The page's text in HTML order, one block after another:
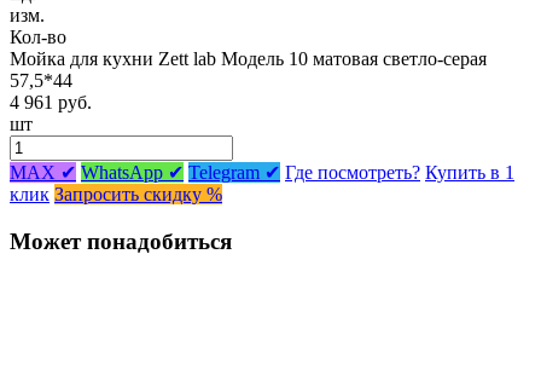
изм.
Кол-во
Мойка для кухни Zett lab Модель 10 матовая светло-серая
57,5*44
4 961 руб.
шт
MAX ✔ WhatsApp ✔ Telegram ✔ Где посмотреть? Купить в 1
клик Запросить скидку %
Может понадобиться